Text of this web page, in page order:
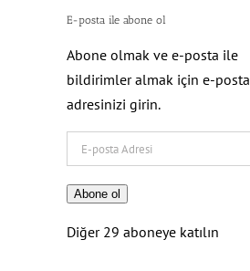
E-posta ile abone ol
Abone olmak ve e-posta ile
bildirimler almak için e-posta
adresinizi girin.
posta
Adresi
Abone ol
Diğer 29 aboneye katılın